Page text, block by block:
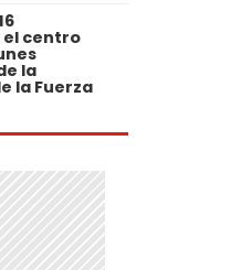
centro
la
la Fuerza